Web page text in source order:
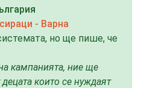
- Варна
но ще пише, че
кампанията, ние ще
които се нуждаят